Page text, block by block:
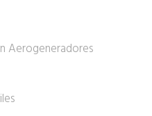
Aerogeneradores